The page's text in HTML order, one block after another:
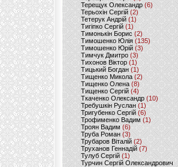
Терещук Олександр(6)
Терьохін Сергій (2)
Тетерук Андрій (1)
Тигіпко Сергій(1)
Тимонькін Борис (2)
Тимошенко Юлія (135)
Тимошенко Юрій(3)
Тимчук Дмитро (3)
Тихонов Віктор (1)
Тицький Богдан (1)
Тищенко Микола (2)
Тищенко Олена (8)
Тищенко Сергій (4)
Ткаченко Олександр (10)
Требушкін Руслан (1)
Тригубенко Сергій(6)
Трофименко Вадим (1)
Троян Вадим (6)
Труба Роман(3)
Трубаров Віталій (2)
Труханов Геннадій (7)
Тулуб Сергій(1)
Турчин Сергій Олександрович